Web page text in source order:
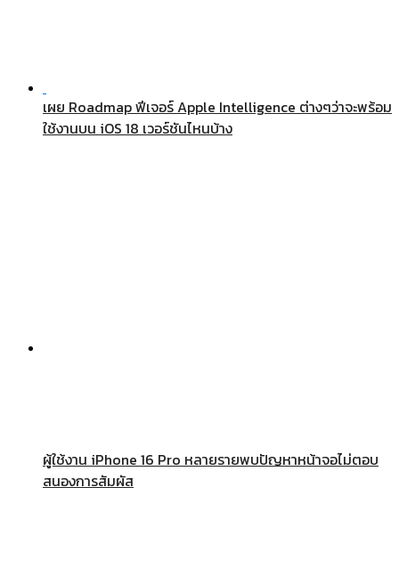
เผย Roadmap ฟีเจอร์ Apple Intelligence ต่างๆว่าจะพร้อม
ใช้งานบน iOS 18 เวอร์ชันไหนบ้าง
ผู้ใช้งาน iPhone 16 Pro หลายรายพบปัญหาหน้าจอไม่ตอบ
สนองการสัมผัส